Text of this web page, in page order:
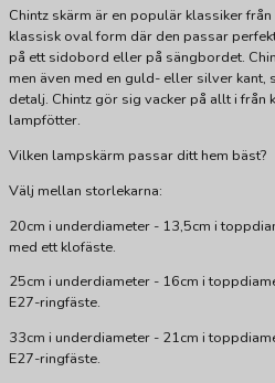
Chintz skärm är en populär klassiker
klassisk oval form där den passar
på ett sidobord eller på sängbordet.
men även med en guld- eller silver
detalj. Chintz gör sig vacker på allt i från
lampfötter.
Vilken lampskärm passar ditt hem bäst?
Välj mellan storlekarna:
20cm i underdiameter - 13,5cm i
med ett klofäste.
25cm i underdiameter - 16cm i
E27-ringfäste.
33cm i underdiameter - 21cm i
E27-ringfäste.